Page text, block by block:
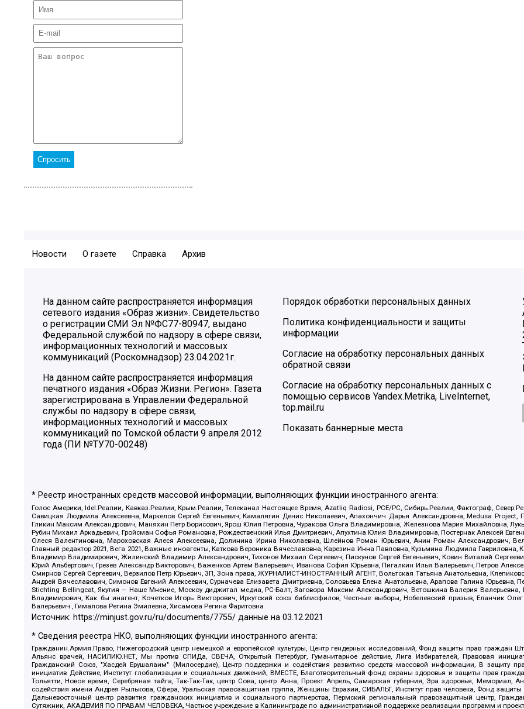
Новости О газете Справка Архив
На данном сайте распространяется информация
сетевого издания «Образ жизни». Свидетельство
о регистрации СМИ Эл №ФС77-80947, выдано
Федеральной службой по надзору в сфере связи,
информационных технологий и массовых
коммуникаций (Роскомнадзор) 23.04.2021г.
На данном сайте распространяется информация
печатного издания «Образ Жизни. Регион». Газета
зарегистрирована в Управлении Федеральной
службы по надзору в сфере связи,
информационных технологий и массовых
коммуникаций по Томской области 9 апреля 2012
года (ПИ №ТУ70-00248)
Порядок обработки персональных данных
Политика конфиденциальности и защиты
информации
Согласие на обработку персональных данных
обратной связи
Согласие на обработку персональных данных с
помощью сервисов Yandex.Metrika, LiveInternet,
top.mail.ru
Показать баннерные места
* Реестр иностранных средств массовой информации, выполняющих функции иностранного агента:
Голос Америки, Idel.Реалии, Кавказ.Реалии, Крым.Реалии, Телеканал Настоящее Время, Azatliq Radiosi, PCE/PC, Сибирь.Реалии, Фактограф,
Савицкая Людмила Алексеевна, Маркелов Сергей Евгеньевич, Камалягин Денис Николаевич, Апахончич Дарья Александровна, Medusa
Гликин Максим Александрович, Маняхин Петр Борисович, Ярош Юлия Петровна, Чуракова Ольга Владимировна, Железнова Мария Михайловна,
Рубин Михаил Аркадьевич, Гройсман Софья Романовна, Рождественский Илья Дмитриевич, Апухтина Юлия Владимировна, Постернак Алексей
Олеся Валентиновна, Мароховская Алеся Алексеевна, Долинина Ирина Николаевна, Шлейнов Роман Юрьевич, Анин Роман Александрович,
Главный редактор 2021, Вега 2021, Важные иноагенты, Каткова Вероника Вячеславовна, Карезина Инна Павловна, Кузьмина Людмила
Владимир Владимирович, Жилинский Владимир Александрович, Тихонов Михаил Сергеевич, Пискунов Сергей Евгеньевич, Ковин Виталий
Юрий Альбертович, Грезев Александр Викторович, Важенков Артем Валерьевич, Иванова София Юрьевна, Пигалкин Илья Валерьевич, Петров
Смирнов Сергей Сергеевич, Верзилов Петр Юрьевич, ЗП, Зона права, ЖУРНАЛИСТ-ИНОСТРАННЫЙ АГЕНТ, Вольтская Татьяна Анатольевна,
Андрей Вячеславович, Симонов Евгений Алексеевич, Сурначева Елизавета Дмитриевна, Соловьева Елена Анатольевна, Арапова Галина
Stichting Bellingcat, Якутия – Наше Мнение, Москоу диджитал медиа, РС-Балт, Заговора Максим Александрович, Ветошкина Валерия
Владимирович, Как бы инагент, Кочетков Игорь Викторович, Иркутский союз библиофилов, Честные выборы, Нобелевский призыв, Еланчик
Валерьевич , Гималова Регина Эмилевна, Хисамова Регина Фаритовна
Источник: https://minjust.gov.ru/ru/documents/7755/ данные на03.12.2021
* Сведения реестра НКО, выполняющих функции иностранного агента:
Гражданин.Армия.Право, Нижегородский центр немецкой и европейской культуры, Центр гендерных исследований, Фонд защиты прав граждан
Альянс врачей, НАСИЛИЮ.НЕТ, Мы против СПИДа, СВЕЧА, Открытый Петербург, Гуманитарное действие, Лига Избирателей, Правовая
Гражданский Союз, "Хасдей Ерушалаим" (Милосердие), Центр поддержки и содействия развитию средств массовой информации, В защиту
инициатив Действие, Институт глобализации и социальных движений, ВМЕСТЕ, Благотворительный фонд охраны здоровья и защиты прав
Тольятти, Новое время, Серебряная тайга, Так-Так-Так, центр Сова, центр Анна, Проект Апрель, Самарская губерния, Эра здоровья, Мемориал,
содействия имени Андрея Рылькова, Сфера, Уральская правозащитная группа, Женщины Евразии, СИБАЛЬТ, Институт прав человека, Фонд защиты
Дальневосточный центр развития гражданских инициатив и социального партнерства, Пермский региональный правозащитный центр,
Сутяжник, АКАДЕМИЯ ПО ПРАВАМ ЧЕЛОВЕКА, Частное учреждение в Калининграде по административной поддержке реализации программ и